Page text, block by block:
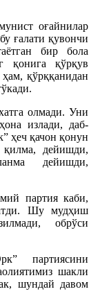
оғайнилар
ғалати қувончи
бир бола
қонига қўрқув
қўрққанидан
олмади. Уни
излади, даб-
ҳеч қачон қонун
қилма, дейишди,
дейишди,
партия каби,
Шу мудҳиш
обрўси
партиясини
шакли
шундай давом